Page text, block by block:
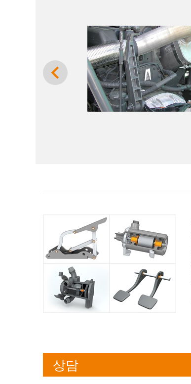
Previous
상담